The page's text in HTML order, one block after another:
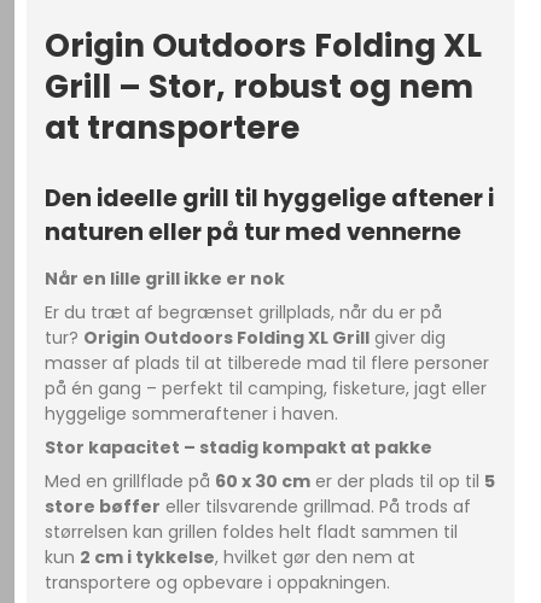
Origin Outdoors Folding XL
Grill – Stor, robust og nem
at transportere
Den ideelle grill til hyggelige aftener i
naturen eller på tur med vennerne
Når en lille grill ikke er nok
Er du træt af begrænset grillplads, når du er på
tur? Origin Outdoors Folding XL Grill giver dig
masser af plads til at tilberede mad til flere personer
på én gang – perfekt til camping, fisketure, jagt eller
hyggelige sommeraftener i haven.
Stor kapacitet – stadig kompakt at pakke
Med en grillflade på 60 x 30 cm er der plads til op til 5
store bøffer eller tilsvarende grillmad. På trods af
størrelsen kan grillen foldes helt fladt sammen til
kun 2 cm i tykkelse, hvilket gør den nem at
transportere og opbevare i oppakningen.